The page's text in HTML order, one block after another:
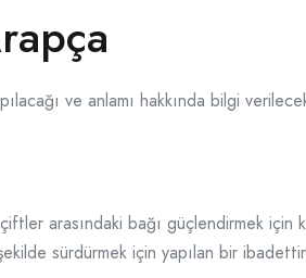
ve anlamı hakkında bilgi
arasındaki bağı güçlendirmek
sürdürmek için yapılan bir